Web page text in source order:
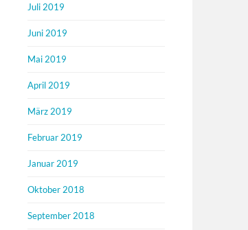
Juli 2019
Juni 2019
Mai 2019
April 2019
März 2019
Februar 2019
Januar 2019
Oktober 2018
September 2018